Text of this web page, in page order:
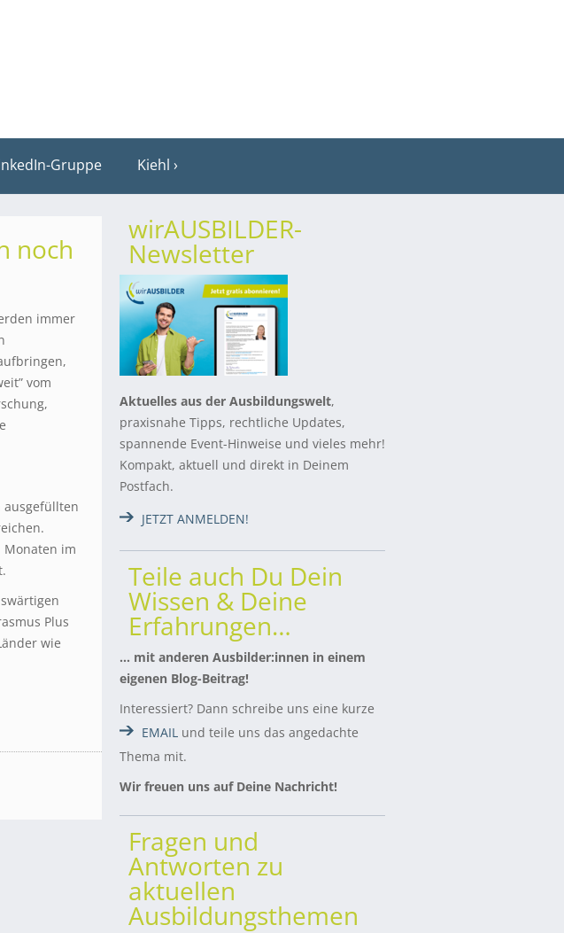
Gruppe Kiehl
noch
immer
vom
ausgefüllten
Monaten im
Plus
wie
wirAUSBILDER-
Newsletter
Aktuelles aus der Ausbildungswelt,
praxisnahe Tipps, rechtliche Updates,
spannende Event-Hinweise und vieles mehr!
Kompakt, aktuell und direkt in Deinem
Postfach.
JETZT ANMELDEN!
Teile auch Du Dein
Wissen & Deine
Erfahrungen…
… mit anderen Ausbilder:innen in einem
eigenen Blog-Beitrag!
Interessiert? Dann schreibe uns eine kurze
EMAIL und teile uns das angedachte
Thema mit.
Wir freuen uns auf Deine Nachricht!
Fragen und
Antworten zu
aktuellen
Ausbildungsthemen